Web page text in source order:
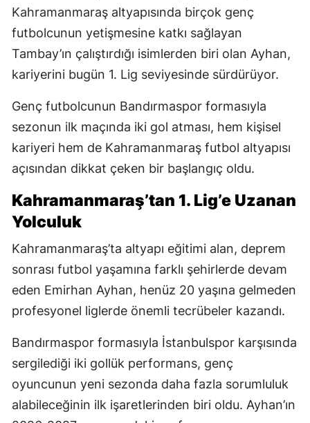
Kahramanmaraş altyapısında birçok genç
futbolcunun yetişmesine katkı sağlayan
Tambay’ın çalıştırdığı isimlerden biri olan Ayhan,
kariyerini bugün 1. Lig seviyesinde sürdürüyor.
Genç futbolcunun Bandırmaspor formasıyla
sezonun ilk maçında iki gol atması, hem kişisel
kariyeri hem de Kahramanmaraş futbol altyapısı
açısından dikkat çeken bir başlangıç oldu.
Kahramanmaraş’tan 1. Lig’e Uzanan
Yolculuk
Kahramanmaraş’ta altyapı eğitimi alan, deprem
sonrası futbol yaşamına farklı şehirlerde devam
eden Emirhan Ayhan, henüz 20 yaşına gelmeden
profesyonel liglerde önemli tecrübeler kazandı.
Bandırmaspor formasıyla İstanbulspor karşısında
sergilediği iki gollük performans, genç
oyuncunun yeni sezonda daha fazla sorumluluk
alabileceğinin ilk işaretlerinden biri oldu. Ayhan’ın